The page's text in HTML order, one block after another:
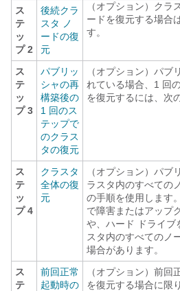
ス
テ
ッ
プ 2
後続クラ
スタ ノ
ードの復
元
（オプション）クラ
ードを復元する場合
す。
ス
テ
ッ
プ 3
パブリッ
シャの再
構築後の
1 回のス
テップで
のクラス
タの復元
（オプション）パブ
れている場合、1 回
を復元するには、次
ス
テ
ッ
プ 4
クラスタ
全体の復
元
（オプション）パブ
ラスタ内のすべての
の手順を使用します
で障害またはアップ
や、ハード ドライブ
スタ内のすべてのノ
場合があります。
ス
テ
前回正常
起動時の
（オプション）前回
を復元する場合に限